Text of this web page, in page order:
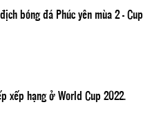
bóng đá Phúc yên mùa 2 - Cup
xếp hạng ở World Cup 2022.